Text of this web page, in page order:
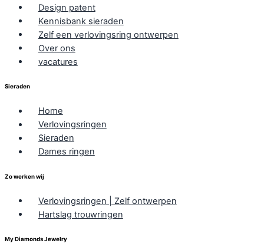
Design patent
Kennisbank sieraden
Zelf een verlovingsring ontwerpen
Over ons
vacatures
Sieraden
Home
Verlovingsringen
Sieraden
Dames ringen
Zo werken wij
Verlovingsringen | Zelf ontwerpen
Hartslag trouwringen
My Diamonds Jewelry